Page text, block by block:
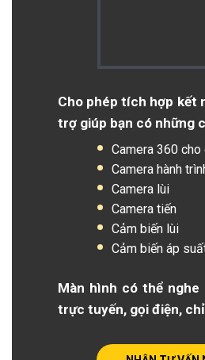
Camera 360 cho
Camera hành
Camera lùi
Camera tiến
Cảm biến lùi
Cảm biến áp
Cho phép tích hợp kết
trợ giúp bạn có những
Màn hình có thể nghe
trực tuyến, gọi điện,